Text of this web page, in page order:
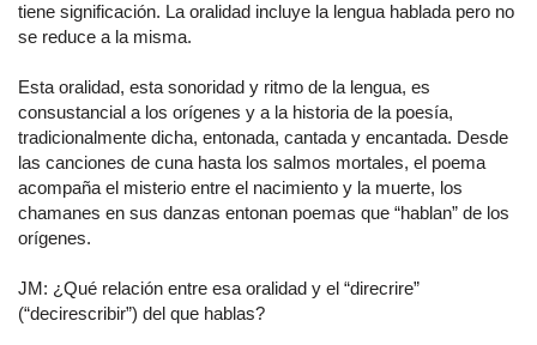
tiene significación. La oralidad incluye la lengua hablada pero no
se reduce a la misma.
Esta oralidad, esta sonoridad y ritmo de la lengua, es
consustancial a los orígenes y a la historia de la poesía,
tradicionalmente dicha, entonada, cantada y encantada. Desde
las canciones de cuna hasta los salmos mortales, el poema
acompaña el misterio entre el nacimiento y la muerte, los
chamanes en sus danzas entonan poemas que “hablan” de los
orígenes.
JM: ¿Qué relación entre esa oralidad y el “direcrire”
(“decirescribir”) del que hablas?